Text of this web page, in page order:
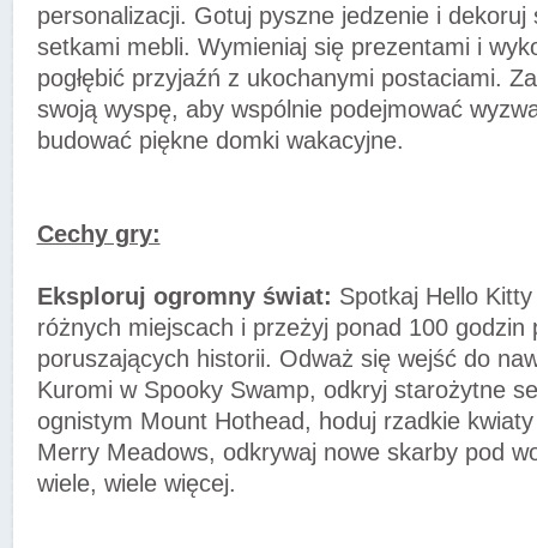
personalizacji. Gotuj pyszne jedzenie i dekoruj
setkami mebli. Wymieniaj się prezentami i
pogłębić przyjaźń z ukochanymi postaciami.
swoją wyspę, aby wspólnie podejmować
budować piękne domki wakacyjne.
Cechy gry:
Eksploruj ogromny świat: Spotkaj Hello Kitty
różnych miejscach i przeżyj ponad 100 godzin
poruszających historii. Odważ się wejść do
Kuromi w Spooky Swamp, odkryj starożytne
ognistym Mount Hothead, hoduj rzadkie
Merry Meadows, odkrywaj nowe skarby pod
wiele, wiele więcej.